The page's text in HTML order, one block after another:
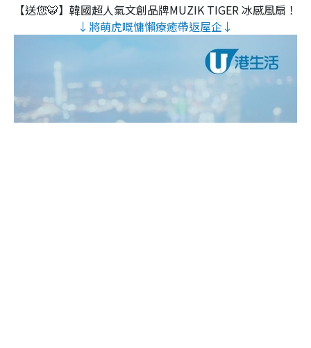
【送您🐯】韓國超人氣文創品牌MUZIK TIGER 冰感風扇！
↓將萌虎嘅慵懶療癒帶返屋企↓